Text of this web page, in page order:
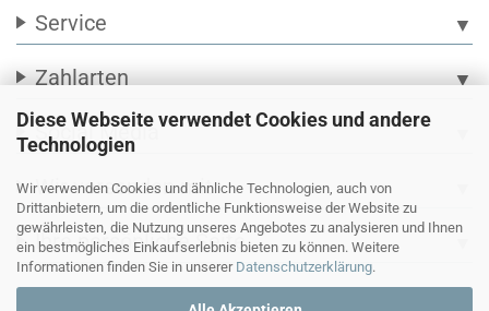
Diese Webseite verwendet Cookies und andere
Technologien
Wir verwenden Cookies und ähnliche Technologien, auch von
Drittanbietern, um die ordentliche Funktionsweise der Website zu
gewährleisten, die Nutzung unseres Angebotes zu analysieren und Ihnen
ein bestmögliches Einkaufserlebnis bieten zu können. Weitere
Informationen finden Sie in unserer Datenschutzerklärung.
Service ▼
Zahlarten ▼
Social Media
Wir versenden mit
Ihre persönliche Seite